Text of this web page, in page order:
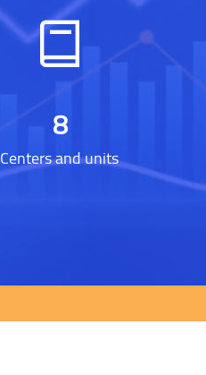
9
Centers and units